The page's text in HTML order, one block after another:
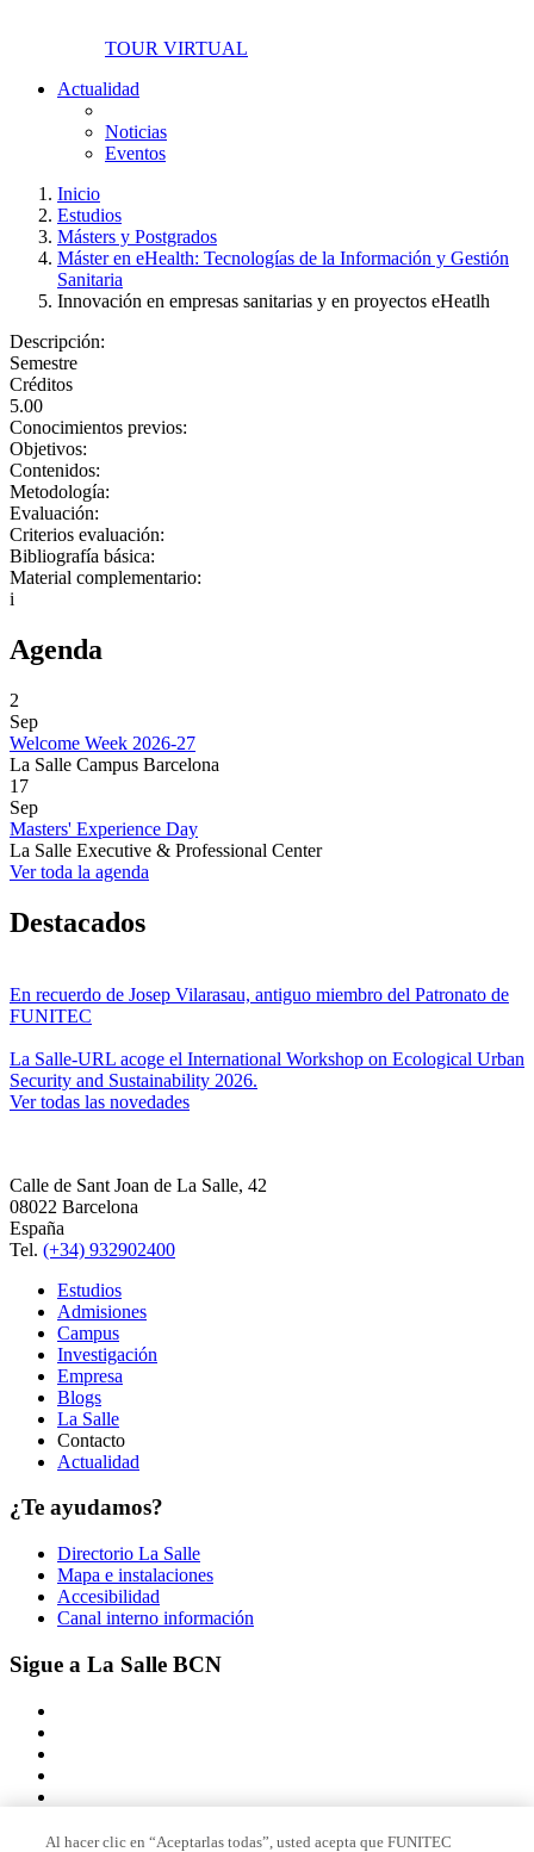
TOUR VIRTUAL
Actualidad
Noticias
Eventos
Inicio
Estudios
Másters y Postgrados
Máster en eHealth: Tecnologías de la Información y Gestión
Sanitaria
Innovación en empresas sanitarias y en proyectos eHeatlh
Descripción:
Semestre
Créditos
5.00
Conocimientos previos:
Objetivos:
Contenidos:
Metodología:
Evaluación:
Criterios evaluación:
Bibliografía básica:
Material complementario:
i
Agenda
2
Sep
Welcome Week 2026-27
La Salle Campus Barcelona
17
Sep
Masters' Experience Day
La Salle Executive & Professional Center
Ver toda la agenda
Destacados
En recuerdo de Josep Vilarasau, antiguo miembro del Patronato de
FUNITEC
La Salle-URL acoge el International Workshop on Ecological Urban
Security and Sustainability 2026.
Ver todas las novedades
Calle de Sant Joan de La Salle, 42
08022 Barcelona
España
Tel. (+34) 932902400
Estudios
Admisiones
Campus
Investigación
Empresa
Blogs
La Salle
Contacto
Actualidad
¿Te ayudamos?
Directorio La Salle
Mapa e instalaciones
Accesibilidad
Canal interno información
Sigue a La Salle BCN
Al hacer clic en “Aceptarlas todas”, usted acepta que FUNITEC